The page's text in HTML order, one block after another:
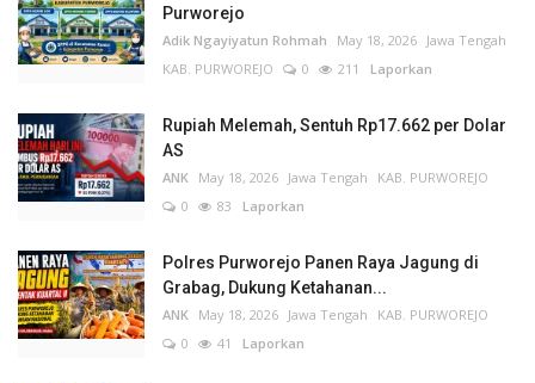
Purworejo
Adik Ngayiyatun Rohmah May 18, 2026 Jawa Tengah
KAB. PURWOREJO
0 211 Laporkan
Rupiah Melemah, Sentuh Rp17.662 per Dolar
AS
ANK May 18, 2026 Jawa Tengah
KAB. PURWOREJO
0
83 Laporkan
Polres Purworejo Panen Raya Jagung di
Grabag, Dukung Ketahanan...
ANK May 18, 2026 Jawa Tengah
KAB. PURWOREJO
0
41 Laporkan